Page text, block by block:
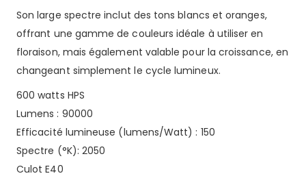
Son large spectre inclut des tons blancs et oranges,
offrant une gamme de couleurs idéale à utiliser en
floraison, mais également valable pour la croissance, en
changeant simplement le cycle lumineux.
600 watts HPS
Lumens : 90000
Efficacité lumineuse (lumens/Watt) : 150
Spectre (°K): 2050
Culot E40